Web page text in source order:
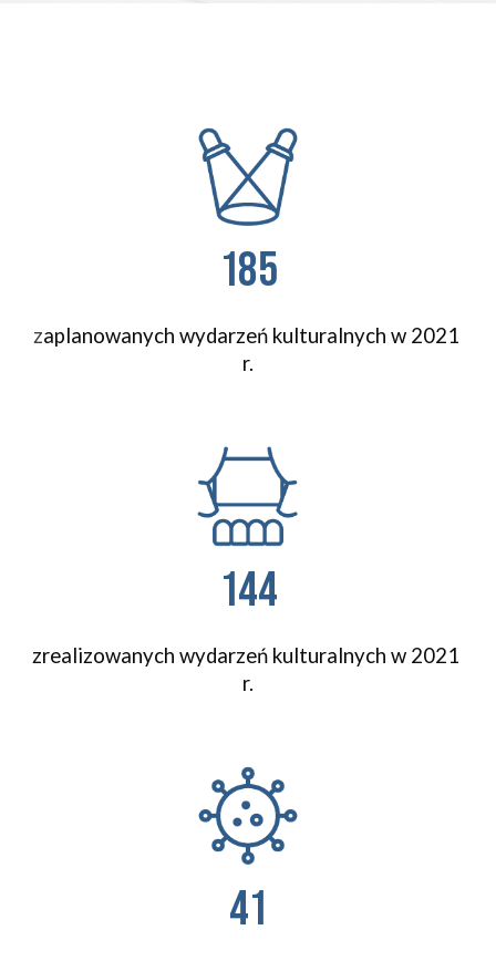
185
zaplanowanych wydarzeń kulturalnych w 2021
r.
144
zrealizowanych wydarzeń kulturalnych w 2021
r.
41